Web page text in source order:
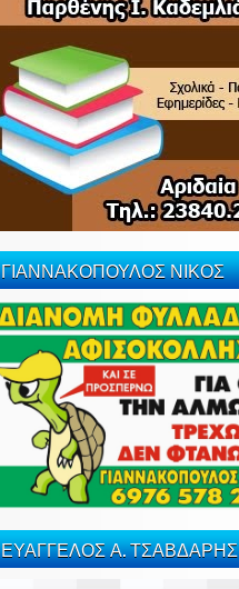
ΓΙΑΝΝΑΚΟΠΟΥΛΟΣ ΝΙΚΟΣ
ΕΥΑΓΓΕΛΟΣ Α. ΤΣΑΒΔΑΡΗΣ